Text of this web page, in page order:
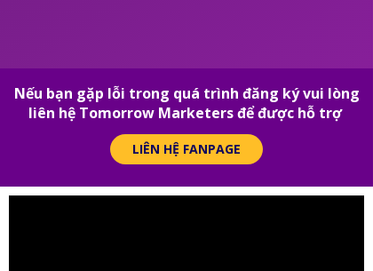
Nếu bạn gặp lỗi trong quá trình đăng ký vui lòng
liên hệ Tomorrow Marketers để được hỗ trợ
LIÊN HỆ FANPAGE